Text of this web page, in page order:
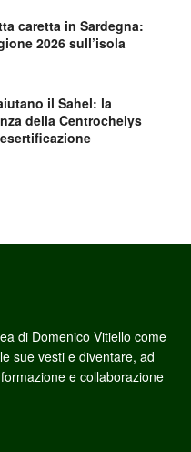
caretta in Sardegna:
2026 sull’isola
il Sahel: la
della Centrochelys
di Domenico Vitiello come
sue vesti e diventare, ad
e collaborazione